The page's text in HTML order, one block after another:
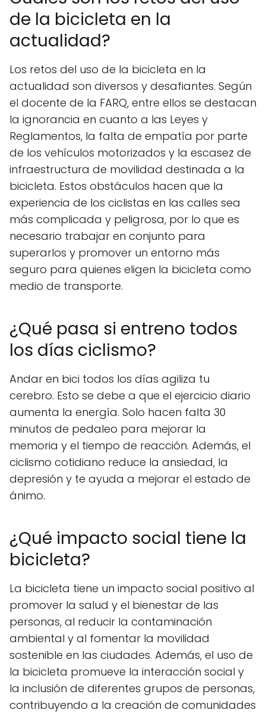
de la bicicleta en la
actualidad?
Los retos del uso de la bicicleta en la
actualidad son diversos y desafiantes. Según
el docente de la FARQ, entre ellos se destacan
la ignorancia en cuanto a las Leyes y
Reglamentos, la falta de empatía por parte
de los vehículos motorizados y la escasez de
infraestructura de movilidad destinada a la
bicicleta. Estos obstáculos hacen que la
experiencia de los ciclistas en las calles sea
más complicada y peligrosa, por lo que es
necesario trabajar en conjunto para
superarlos y promover un entorno más
seguro para quienes eligen la bicicleta como
medio de transporte.
¿Qué pasa si entreno todos
los días ciclismo?
Andar en bici todos los días agiliza tu
cerebro. Esto se debe a que el ejercicio diario
aumenta la energía. Solo hacen falta 30
minutos de pedaleo para mejorar la
memoria y el tiempo de reacción. Además, el
ciclismo cotidiano reduce la ansiedad, la
depresión y te ayuda a mejorar el estado de
ánimo.
¿Qué impacto social tiene la
bicicleta?
La bicicleta tiene un impacto social positivo al
promover la salud y el bienestar de las
personas, al reducir la contaminación
ambiental y al fomentar la movilidad
sostenible en las ciudades. Además, el uso de
la bicicleta promueve la interacción social y
la inclusión de diferentes grupos de personas,
contribuyendo a la creación de comunidades